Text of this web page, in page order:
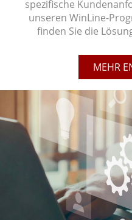
spezifische
unseren WinLine-
finden Sie die
MEHR